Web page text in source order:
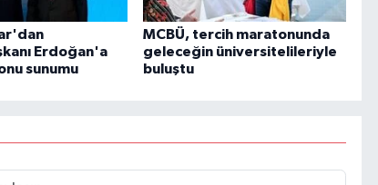
Erdoğan'a
sunumu
MCBÜ, tercih maratonunda
geleceğin üniversitelileriyle
buluştu